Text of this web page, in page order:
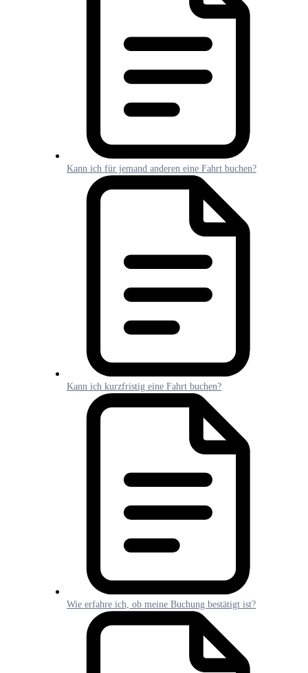
Kann ich für jemand anderen eine Fahrt buchen?
Kann ich kurzfristig eine Fahrt buchen?
Wie erfahre ich, ob meine Buchung bestätigt ist?